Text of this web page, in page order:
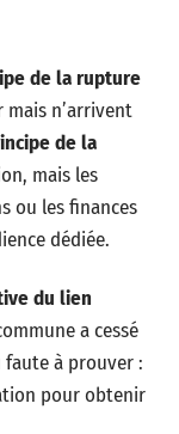
de la rupture
mais n’arrivent
de la
mais les
ou les finances
dédiée.
du lien
a cessé
faute à prouver :
pour obtenir